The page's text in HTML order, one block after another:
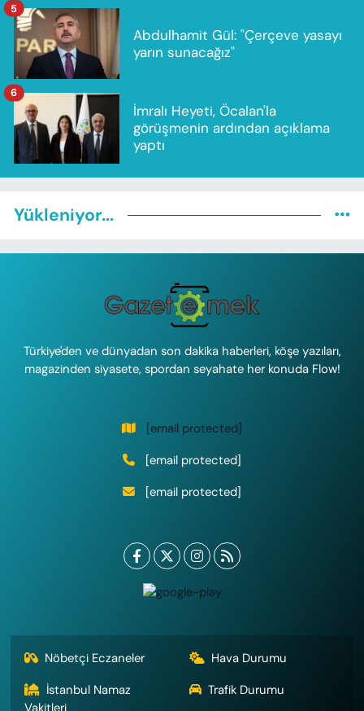
Abdulhamit Gül: "Çerçeve yasayı
yarın sunacağız"
5
İmralı Heyeti, Öcalan'la
görüşmenin ardından açıklama
yaptı
6
Yükleniyor...
Türkiye'den ve dünyadan son dakika haberleri, köşe yazıları,
magazinden siyasete, spordan seyahate her konuda Flow!
[email protected]
[email protected]
[email protected]
Nöbetçi Eczaneler
Hava Durumu
İstanbul Namaz
Vakitleri
Trafik Durumu